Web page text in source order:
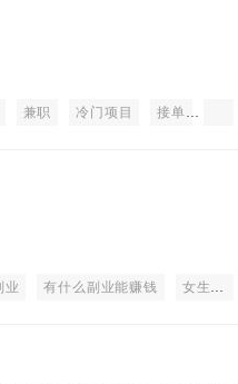
兼职 冷门项目 接单
业 有什么副业能赚钱 女生赚钱副业